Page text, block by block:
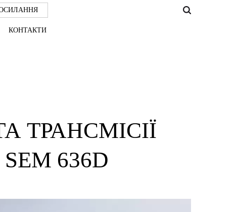
КОНТАКТИ
ТРАНСМІСІЇ
636D